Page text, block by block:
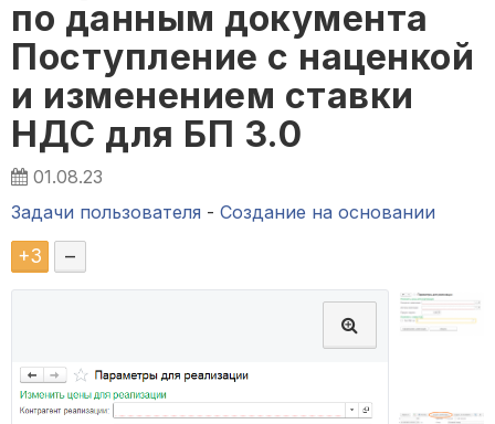
по данным документа
Поступление с наценкой
и изменением ставки
НДС для БП 3.0
01.08.23
Задачи пользователя - Создание на основании
+3 –